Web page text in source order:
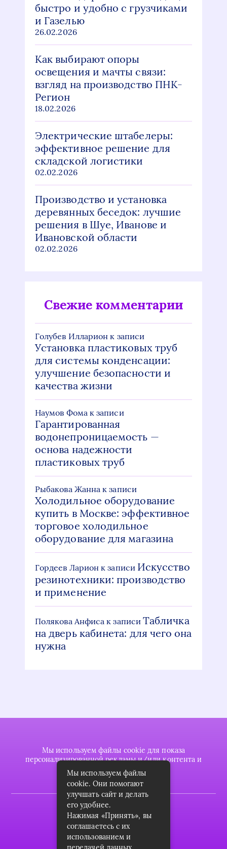
быстро и удобно с грузчиками
и Газелью
26.02.2026
Как выбирают опоры
освещения и мачты связи:
взгляд на производство ПНК-
Регион
18.02.2026
Электрические штабелеры:
эффективное решение для
складской логистики
02.02.2026
Производство и установка
деревянных беседок: лучшие
решения в Шуе, Иванове и
Ивановской области
02.02.2026
Свежие комментарии
Голубев Илларион к записи
Установка пластиковых труб
для системы конденсации:
улучшение безопасности и
качества жизни
Наумов Фомак записи
Гарантированная
водонепроницаемость —
основа надежности
пластиковых труб
Рыбакова Жанна к записи
Холодильное оборудование
купить в Москве: эффективное
торговое холодильное
оборудование для магазина
Гордеев Ларион к записи Искусство
резинотехники: производство
и применение
Полякова Анфиса к записиТабличка
на дверь кабинета: для чего она
нужна
Мы используем файлы cookie для показа
персонализированной рекламы и/или контента и
анализа нашего трафика.
2022 © plasttrubkomplekt.ru
Карта сайта
Контакты
Мы используем файлы
cookie. Они помогают
улучшать сайт и делать
его удобнее.
Нажимая «Принять», вы
соглашаетесь с их
использованием и